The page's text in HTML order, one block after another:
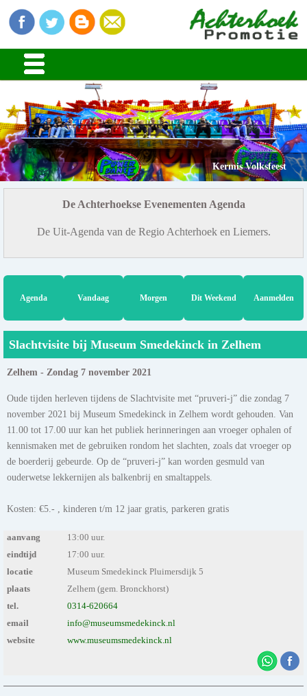
Kermis Volksfeest
De Achterhoekse Evenementen Agenda
De Uit-Agenda van de Regio Achterhoek en Liemers.
Agenda Vandaag Morgen Dit Weekend Aanmelden
Slachtvisite bij Museum Smedekinck in Zelhem
Zelhem - Zondag 7 november 2021
Oude tijden herleven tijdens de Slachtvisite met “pruveri-j” die zondag 7
november 2021 bij Museum Smedekinck in Zelhem wordt gehouden. Van
11.00 tot 17.00 uur kan het publiek herinneringen aan vroeger ophalen of
kennismaken met de gebruiken rondom het slachten, zoals dat vroeger op
de boerderij gebeurde. Op de “pruveri-j” kan worden gesmuld van
ouderwetse lekkernijen als balkenbrij en smaltappels.
Kosten: €5.- , kinderen t/m 12 jaar gratis, parkeren gratis
aanvang
13:00 uur.
eindtijd
17:00 uur.
locatie
Museum Smedekinck Pluimersdijk 5
plaats
Zelhem (gem. Bronckhorst)
tel.
0314-620664
email
info@museumsmedekinck.nl
website
www.museumsmedekinck.nl